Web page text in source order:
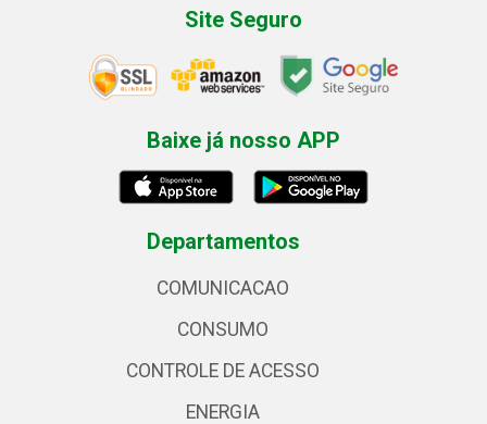
Site Seguro
Baixe já nosso APP
Departamentos
COMUNICACAO
CONSUMO
CONTROLE DE ACESSO
ENERGIA